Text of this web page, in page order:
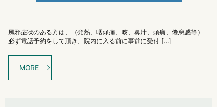
風邪症状のある方は、（発熱、咽頭痛、咳、鼻汁、頭痛、倦怠感等）
必ず電話予約をして頂き、院内に入る前に事前に受付 […]
MORE